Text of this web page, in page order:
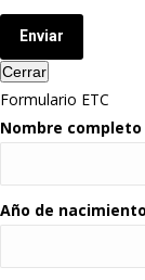
Enviar
Cerrar
Formulario ETC
Nombre
Año de